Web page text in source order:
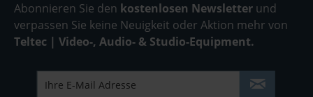
Abonnieren Sie den kostenlosen Newsletter und
verpassen Sie keine Neuigkeit oder Aktion mehr von
Teltec | Video-, Audio- & Studio-Equipment.